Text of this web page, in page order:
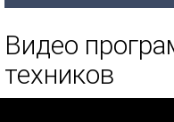
Видео
техников